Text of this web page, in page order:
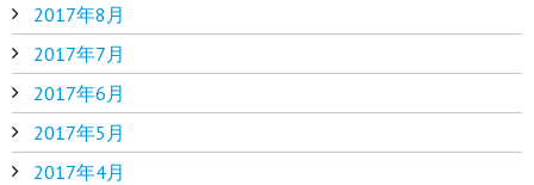
2017年8月
2017年7月
2017年6月
2017年5月
2017年4月